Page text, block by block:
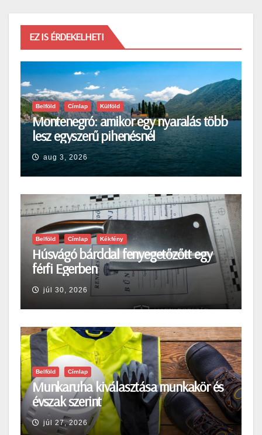
EZ IS ÉRDEKELHETI
Belföld Címlap Külföld
Montenegró: amikor egy nyaralás több
lesz egyszerű pihenésnél
aug 3, 2026
Belföld Címlap Kékfény
Húsvágó bárddal fenyegetőzőtt egy
férfi Egerben
júl 30, 2026
Belföld Címlap
Munkaruha kiválasztása munkakör és
évszak szerint
júl 27, 2026